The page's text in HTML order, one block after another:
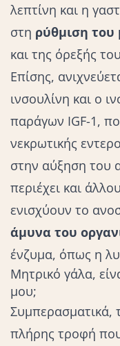
λεπτίνη και η
στη ρύθμιση του
και της όρεξής
Επίσης,
ινσουλίνη και ο
παράγων IGF-1,
νεκρωτικής
στην αύξηση του
περιέχει και
ενισχύουν το
άμυνα του
ένζυμα, όπως η
Μητρικό γάλα,
μου;
Συμπερασματικά,
πλήρης τροφή